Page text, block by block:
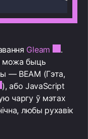
Gleam
.
можа быць
— BEAM (Гэта,
), або JavaScript
чаргу ў мэтах
любы рухавік